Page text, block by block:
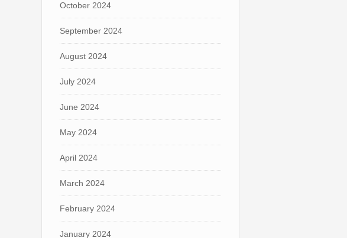
October 2024
September 2024
August 2024
July 2024
June 2024
May 2024
April 2024
March 2024
February 2024
January 2024